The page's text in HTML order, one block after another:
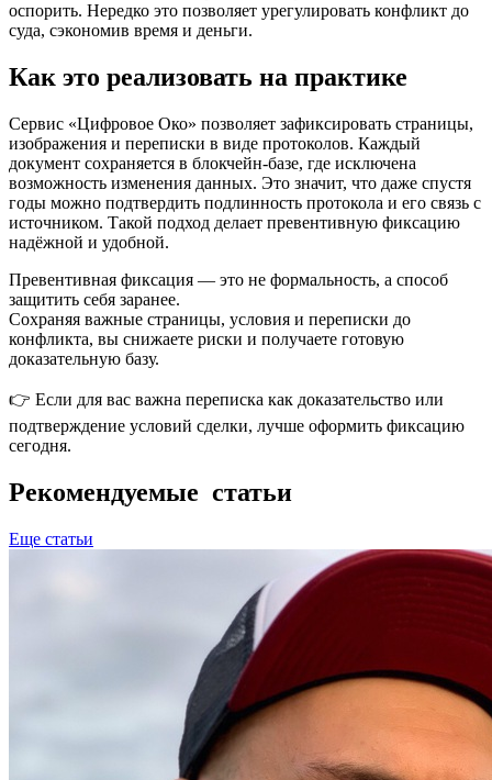
оспорить. Нередко это позволяет урегулировать конфликт до
суда, сэкономив время и деньги.
Как это реализовать на практике
Сервис «Цифровое Око» позволяет зафиксировать страницы,
изображения и переписки в виде протоколов. Каждый
документ сохраняется в блокчейн-базе, где исключена
возможность изменения данных. Это значит, что даже спустя
годы можно подтвердить подлинность протокола и его связь с
источником. Такой подход делает превентивную фиксацию
надёжной и удобной.
Превентивная фиксация — это не формальность, а способ
защитить себя заранее.
Сохраняя важные страницы, условия и переписки до
конфликта, вы снижаете риски и получаете готовую
доказательную базу.
👉 Если для вас важна переписка как доказательство или
подтверждение условий сделки, лучше оформить фиксацию
сегодня.
Рекомендуемые статьи
Еще статьи